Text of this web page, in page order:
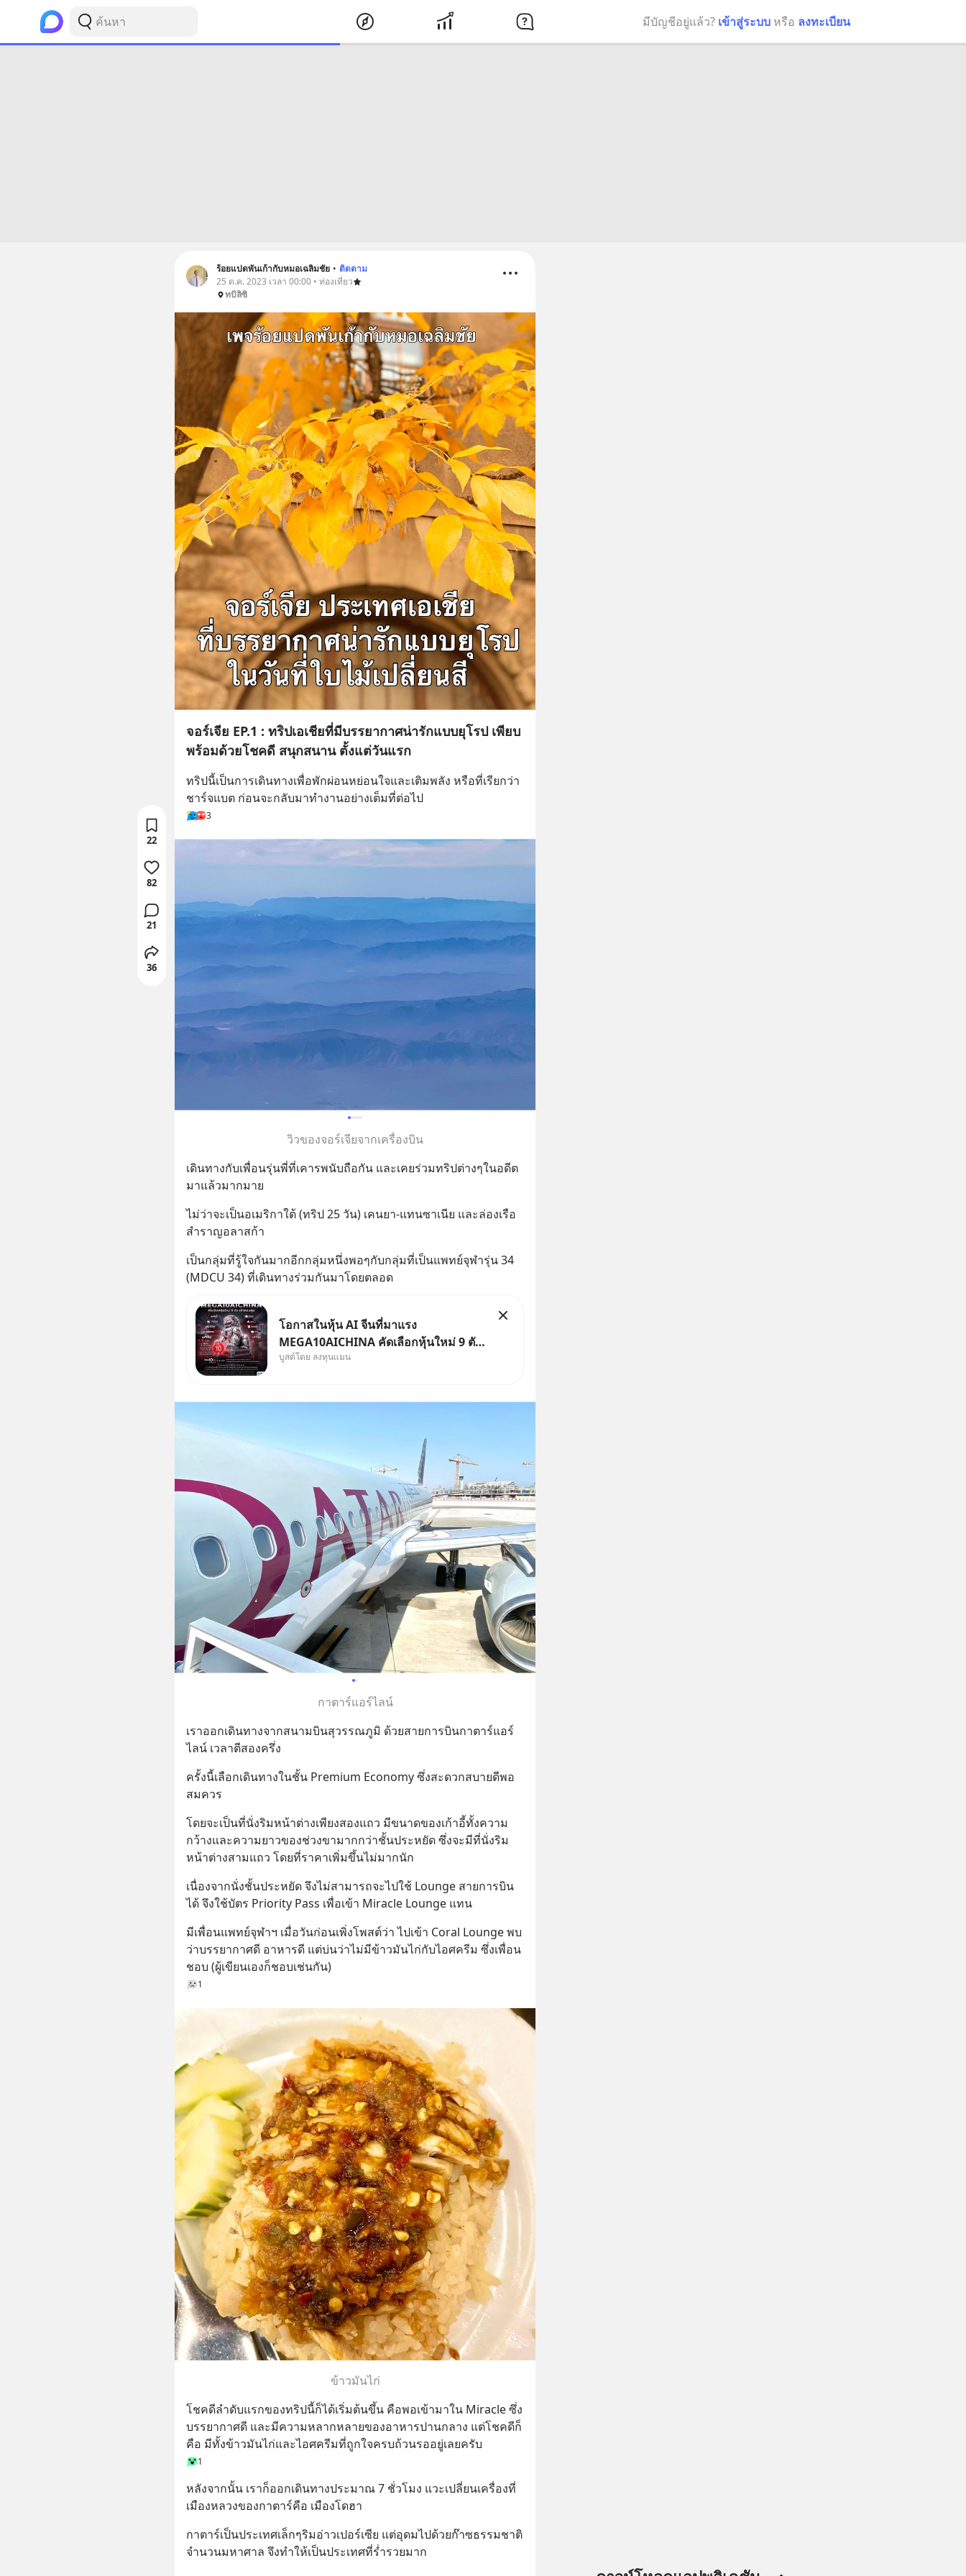
มีบัญชีอยู่แล้ว? เข้าสู่ระบบ หรือ ลงทะเบียน
ร้อยแปดพันเก้ากับหมอเฉลิมชัย • ติดตาม
25 ต.ค. 2023 เวลา 00:00 • ท่องเที่ยว
ทบิลิซิ
จอร์เจีย EP.1 : ทริปเอเชียที่มีบรรยากาศน่ารักแบบยุโรป เพียบ
พร้อมด้วยโชคดี สนุกสนาน ตั้งแต่วันแรก
ทริปนี้เป็นการเดินทางเพื่อพักผ่อนหย่อนใจและเติมพลัง หรือที่เรียกว่า
ชาร์จแบต ก่อนจะกลับมาทำงานอย่างเต็มที่ต่อไป
3
วิวของจอร์เจียจากเครื่องบิน
เดินทางกับเพื่อนรุ่นพี่ที่เคารพนับถือกัน และเคยร่วมทริปต่างๆในอดีต
มาแล้วมากมาย
ไม่ว่าจะเป็นอเมริกาใต้ (ทริป 25 วัน) เคนยา-แทนซาเนีย และล่องเรือ
สำราญอลาสก้า
เป็นกลุ่มที่รู้ใจกันมากอีกกลุ่มหนึ่งพอๆกับกลุ่มที่เป็นแพทย์จุฬารุ่น 34
(MDCU 34) ที่เดินทางร่วมกันมาโดยตลอด
โอกาสในหุ้น AI จีนที่มาแรง
MEGA10AICHINA คัดเลือกหุ้นใหม่ 9 ตัว
เข้ากองทุน.. ครอบคลุมทั้งซัปพลายเชน AI
บูสต์โดย ลงทุนแมน
กาตาร์แอร์ไลน์
เราออกเดินทางจากสนามบินสุวรรณภูมิ ด้วยสายการบินกาตาร์แอร์
ไลน์ เวลาตีสองครึ่ง
ครั้งนี้เลือกเดินทางในชั้น Premium Economy ซึ่งสะดวกสบายดีพอ
สมควร
โดยจะเป็นที่นั่งริมหน้าต่างเพียงสองแถว มีขนาดของเก้าอี้ทั้งความ
กว้างและความยาวของช่วงขามากกว่าชั้นประหยัด ซึ่งจะมีที่นั่งริม
หน้าต่างสามแถว โดยที่ราคาเพิ่มขึ้นไม่มากนัก
เนื่องจากนั่งชั้นประหยัด จึงไม่สามารถจะไปใช้ Lounge สายการบิน
ได้ จึงใช้บัตร Priority Pass เพื่อเข้า Miracle Lounge แทน
มีเพื่อนแพทย์จุฬาฯ เมื่อวันก่อนเพิ่งโพสต์ว่า ไปเข้า Coral Lounge พบ
ว่าบรรยากาศดี อาหารดี แต่บ่นว่าไม่มีข้าวมันไก่กับไอศครีม ซึ่งเพื่อน
ชอบ (ผู้เขียนเองก็ชอบเช่นกัน)
1
ข้าวมันไก่
โชคดีลำดับแรกของทริปนี้ก็ได้เริ่มต้นขึ้น คือพอเข้ามาใน Miracle ซึ่ง
บรรยากาศดี และมีความหลากหลายของอาหารปานกลาง แต่โชคดีก็
คือ มีทั้งข้าวมันไก่และไอศครีมที่ถูกใจครบถ้วนรออยู่เลยครับ
1
หลังจากนั้น เราก็ออกเดินทางประมาณ 7 ชั่วโมง แวะเปลี่ยนเครื่องที่
เมืองหลวงของกาตาร์คือ เมืองโดฮา
กาตาร์เป็นประเทศเล็กๆริมอ่าวเปอร์เซีย แต่อุดมไปด้วยก๊าซธรรมชาติ
จำนวนมหาศาล จึงทำให้เป็นประเทศที่ร่ำรวยมาก
22
82
21
36